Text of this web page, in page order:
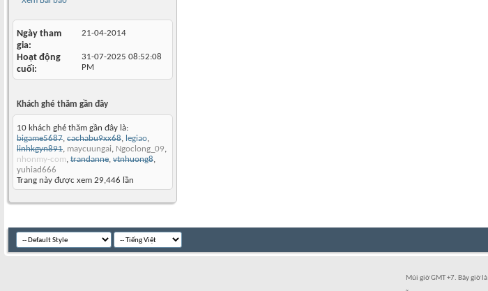
Ngày tham
gia
21-04-2014
Hoạt động
cuối
31-07-2025 08:52:08
PM
Khách ghé thăm gần đây
10 khách ghé thăm gần đây là:
bigame5687, cachabu9xx68, legiao,
linhkgyn891, maycuungai, Ngoclong_09,
nhonmy-com, trandanne, vtnhuong8,
yuhiad666
Trang này được xem 29,446 lần
Múi giờ GMT +7. Bây giờ là